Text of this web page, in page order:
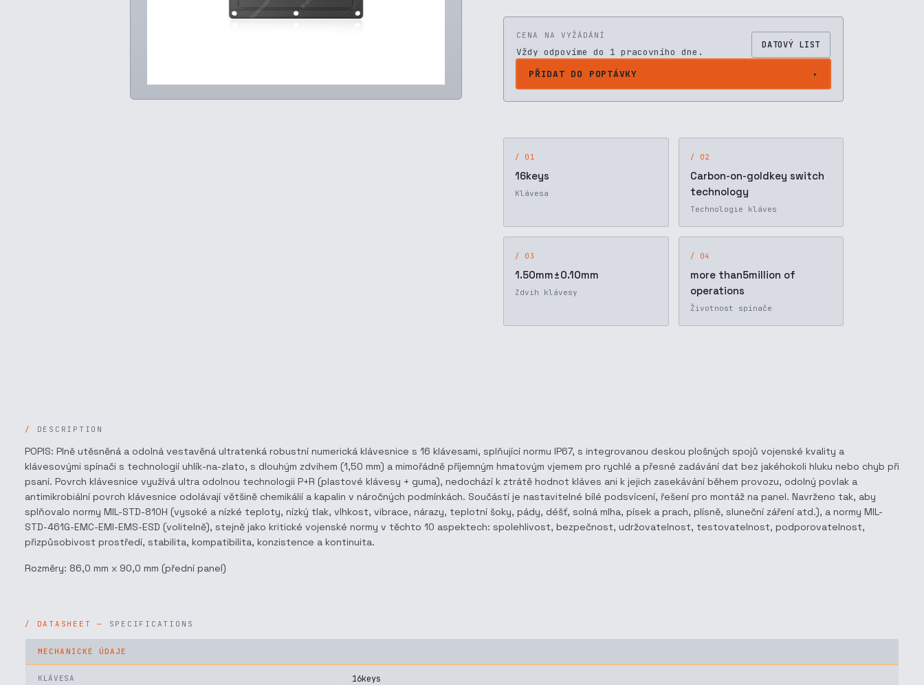
CENA NA VYŽÁDÁNÍ
Vždy odpovíme do 1 pracovního dne.
DATOVÝ LIST
PŘIDAT DO POPTÁVKY
/ 01
16keys
Klávesa
/ 02
Carbon-on-goldkey switch
technology
Technologie kláves
/ 03
1.50mm±0.10mm
Zdvih klávesy
/ 04
more than5million of
operations
Životnost spínače
DESCRIPTION
POPIS: Plně utěsněná a odolná vestavěná ultratenká robustní numerická klávesnice s 16 klávesami, splňující normu IP67, s integrovanou deskou plošných spojů vojenské kvality a
klávesovými spínači s technologií uhlík-na-zlato, s dlouhým zdvihem (1,50 mm) a mimořádně příjemným hmatovým vjemem pro rychlé a přesné zadávání dat bez jakéhokoli hluku nebo chyb při
psaní. Povrch klávesnice využívá ultra odolnou technologii P+R (plastové klávesy + guma), nedochází k ztrátě hodnot kláves ani k jejich zasekávání během provozu, odolný povlak a
antimikrobiální povrch klávesnice odolávají většině chemikálií a kapalin v náročných podmínkách. Součástí je nastavitelné bílé podsvícení, řešení pro montáž na panel. Navrženo tak, aby
splňovalo normy MIL-STD-810H (vysoké a nízké teploty, nízký tlak, vlhkost, vibrace, nárazy, teplotní šoky, pády, déšť, solná mlha, písek a prach, plísně, sluneční záření atd.), a normy MIL-
STD-461G-EMC-EMI-EMS-ESD (volitelně), stejně jako kritické vojenské normy v těchto 10 aspektech: spolehlivost, bezpečnost, udržovatelnost, testovatelnost, podporovatelnost,
přizpůsobivost prostředí, stabilita, kompatibilita, konzistence a kontinuita.
Rozměry: 86,0 mm x 90,0 mm (přední panel)
SPECIFICATIONS
MECHANICKÉ ÚDAJE
KLÁVESA 16keys